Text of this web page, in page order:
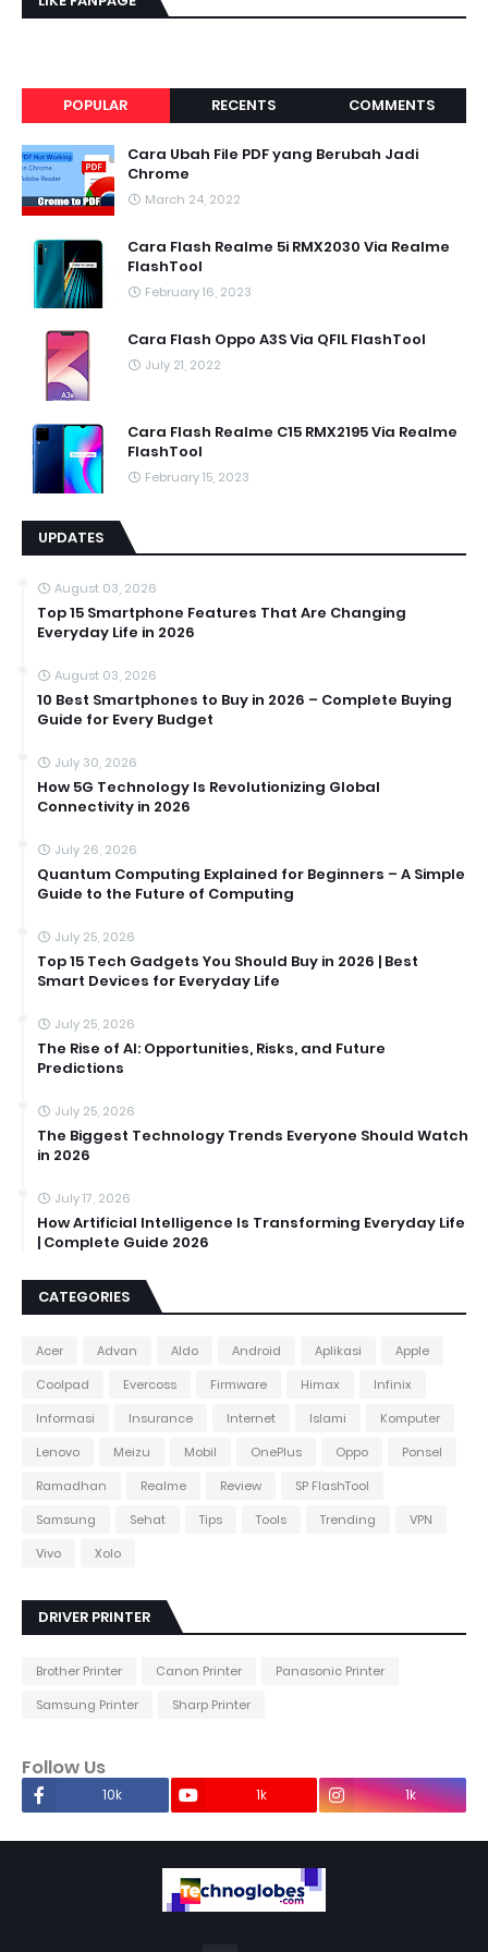
POPULAR RECENTS COMMENTS
Cara Ubah File PDF yang Berubah Jadi
Chrome
March 24, 2022
Cara Flash Realme 5i RMX2030 Via Realme
FlashTool
February 16, 2023
Cara Flash Oppo A3S Via QFIL FlashTool
July 21, 2022
Cara Flash Realme C15 RMX2195 Via Realme
FlashTool
February 15, 2023
UPDATES
August 03, 2026
Top 15 Smartphone Features That Are Changing
Everyday Life in 2026
August 03, 2026
10 Best Smartphones to Buy in 2026 – Complete Buying
Guide for Every Budget
July 30, 2026
How 5G Technology Is Revolutionizing Global
Connectivity in 2026
July 26, 2026
Quantum Computing Explained for Beginners – A Simple
Guide to the Future of Computing
July 25, 2026
Top 15 Tech Gadgets You Should Buy in 2026 | Best
Smart Devices for Everyday Life
July 25, 2026
The Rise of AI: Opportunities, Risks, and Future
Predictions
July 25, 2026
The Biggest Technology Trends Everyone Should Watch
in 2026
July 17, 2026
How Artificial Intelligence Is Transforming Everyday Life
| Complete Guide 2026
CATEGORIES
Acer Advan Aldo Android Aplikasi
Apple
Coolpad
Evercoss Firmware Himax
Infinix
Informasi
Insurance Internet Islami
Komputer
Lenovo
Meizu Mobil OnePlus Oppo
Ponsel
Ramadhan
Realme Review
SP FlashTool
Samsung
Sehat Tips Tools Trending
VPN
Vivo
Xolo
DRIVER PRINTER
Brother Printer Canon Printer
Panasonic Printer
Samsung Printer
Sharp Printer
Follow Us
10k 1k 1k